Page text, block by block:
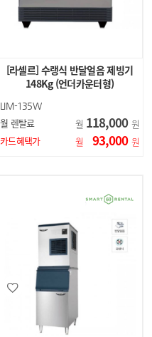
[라셀르] 수랭식 반달얼음 제빙기
148Kg (언더카운터형)
LIM-135W
월 렌탈료 월 118,000 원
카드혜택가
월 93,000 원